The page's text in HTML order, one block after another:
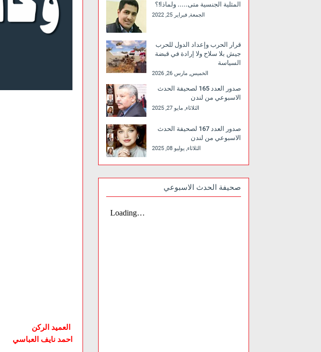
احمد نايف العباسي
المثلية الجنسية متى..... ولماذا!؟
الجمعة, فبراير 25, 2022
قرار الحرب وإعداد الدول للحرب
جيش بلا سلاح ولا إرادة في قبضة
السياسة
الخميس, مارس 26, 2026
صدور العدد 165 لصحيفة الحدث
الاسبوعي من لندن
الثلاثاء, مايو 27, 2025
صدور العدد 167 لصحيفة الحدث
الاسبوعي من لندن
الثلاثاء, يوليو 08, 2025
صحيفة الحدث الاسبوعي